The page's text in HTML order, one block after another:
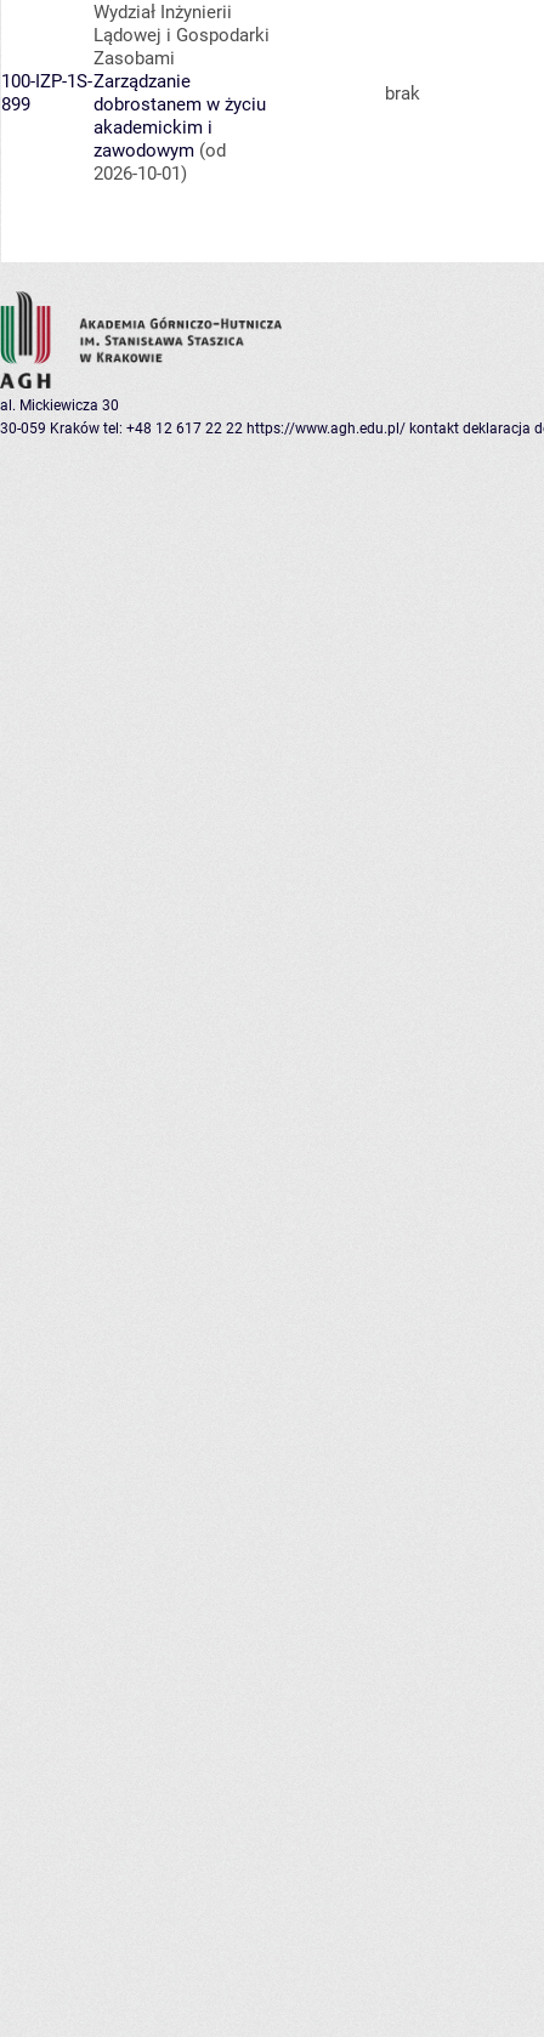
100-IZP-1S-
899
Wydział Inżynierii
Lądowej i Gospodarki
Zasobami
Zarządzanie
dobrostanem w życiu
akademickim i
zawodowym (od
2026-10-01)
brak
al. Mickiewicza 30
30-059 Kraków tel: +48 12 617 22 22 https://www.agh.edu.pl/ kontakt deklaracja